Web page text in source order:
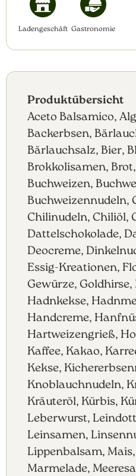
Ladengeschäft Gastronomie
Produktübersicht
Aceto Balsamico,
Backerbsen,
Bärlauchsalz, Bier,
Brokkolisamen,
Buchweizen,
Buchweizennudeln,
Chilinudeln, Chiliöl,
Dattelschokolade,
Deocreme,
Essig-Kreationen,
Gewürze,
Hadnkekse,
Handcreme,
Hartweizengrieß,
Kaffee, Kakao,
Kekse,
Knoblauchnudeln,
Kräuteröl, Kürbis,
Leberwurst,
Leinsamen,
Lippenbalsam,
Marmelade,